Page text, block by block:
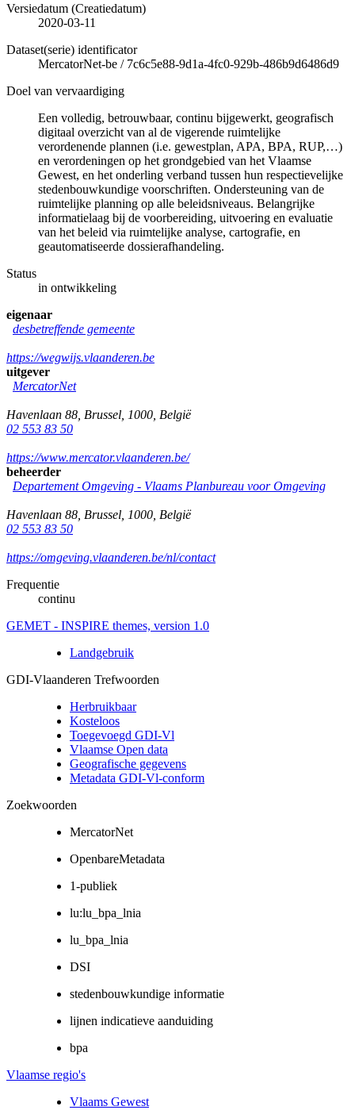
Versiedatum (Creatiedatum)
2020-03-11
Dataset(serie) identificator
MercatorNet-be / 7c6c5e88-9d1a-4fc0-929b-486b9d6486d9
Doel van vervaardiging
Een volledig, betrouwbaar, continu bijgewerkt, geografisch
digitaal overzicht van al de vigerende ruimtelijke
verordenende plannen (i.e. gewestplan, APA, BPA, RUP,…)
en verordeningen op het grondgebied van het Vlaamse
Gewest, en het onderling verband tussen hun respectievelijke
stedenbouwkundige voorschriften. Ondersteuning van de
ruimtelijke planning op alle beleidsniveaus. Belangrijke
informatielaag bij de voorbereiding, uitvoering en evaluatie
van het beleid via ruimtelijke analyse, cartografie, en
geautomatiseerde dossierafhandeling.
Status
in ontwikkeling
eigenaar
desbetreffende gemeente
https://wegwijs.vlaanderen.be
uitgever
MercatorNet
Havenlaan 88 Brussel 1000 België
02 553 83 50
https://www.mercator.vlaanderen.be/
beheerder
Departement Omgeving - Vlaams Planbureau voor Omgeving
Havenlaan 88 Brussel 1000 België
02 553 83 50
https://omgeving.vlaanderen.be/nl/contact
Frequentie
continu
GEMET - INSPIRE themes, version 1.0
Landgebruik
GDI-Vlaanderen Trefwoorden
Herbruikbaar
Kosteloos
Toegevoegd GDI-Vl
Vlaamse Open data
Geografische gegevens
Metadata GDI-Vl-conform
Zoekwoorden
MercatorNet
OpenbareMetadata
1-publiek
lu:lu_bpa_lnia
lu_bpa_lnia
DSI
stedenbouwkundige informatie
lijnen indicatieve aanduiding
bpa
Vlaamse regio's
Vlaams Gewest